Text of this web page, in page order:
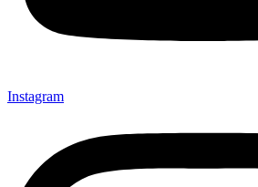
Instagram